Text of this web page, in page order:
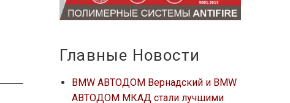
Главные Новости
BMW АВТОДОМ Вернадский и BMW
АВТОДОМ МКАД стали лучшими